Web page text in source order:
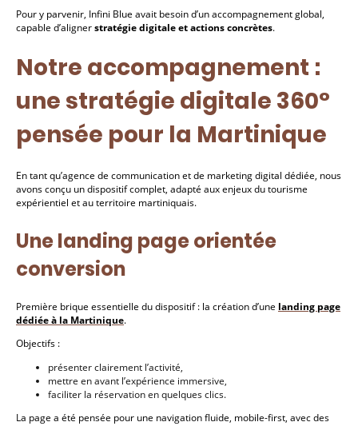
Pour y parvenir, Infini Blue avait besoin d’un accompagnement global,
capable d’alignerstratégie digitale et actions concrètes.
Notre accompagnement :
une stratégie digitale 360°
pensée pour la Martinique
En tant qu’agence de communication et de marketing digital dédiée, nous
avons conçu un dispositif complet, adapté aux enjeux du tourisme
expérientiel et au territoire martiniquais.
Une landing page orientée
conversion
Première brique essentielle du dispositif : la création d’une landing page
dédiée à la Martinique.
Objectifs :
présenter clairement l’activité,
mettre en avant l’expérience immersive,
faciliter la réservation en quelques clics.
La page a été pensée pour une navigation fluide, mobile-first, avec des